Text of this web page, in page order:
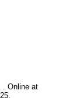
. Online at